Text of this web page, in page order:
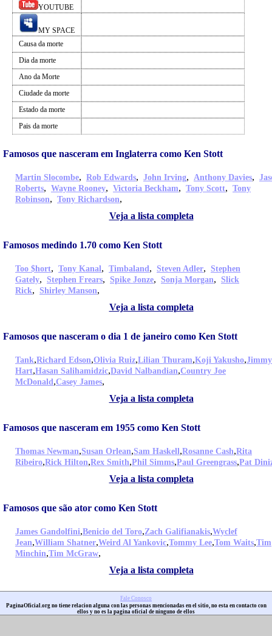
YOUTUBE
MY SPACE
Causa da morte
Dia da morte
Ano da Morte
Ciudade da morte
Estado da morte
Pais da morte
Famosos que nasceram em Inglaterra como Ken Stott
Martin Slocombe, Rob Edwards, John Irving, Anthony Davies,
Roberts, Wayne Rooney, Victoria Beckham, Tony Scott, Tony
Robinson, Tony Richardson,
Veja a lista completa
Famosos medindo 1.70 como Ken Stott
Too $hort, Tony Kanal, Timbaland, Steven Adler, Stephen
Gately, Stephen Frears, Spike Jonze, Sonja Morgan, Slick
Rick, Shirley Manson,
Veja a lista completa
Famosos que nasceram o dia 1 de janeiro como Ken Stott
Tank,Richard Edson,Olivia Ruiz,Lilian Thuram,Koji Yakusho,Jimmy
Hart,Hasan Salihamidzic,David Nalbandian,Country Joe
McDonald,Casey James,
Veja a lista completa
Famosos que nasceram em 1955 como Ken Stott
Thomas Newman,Susan Orlean,Sam Haskell,Rosanne Cash,Rita
Ribeiro,Rick Hilton,Rex Smith,Phil Simms,Paul Greengrass,Pat
Veja a lista completa
Famosos que são ator como Ken Stott
James Gandolfini,Benicio del Toro,Zach Galifianakis,Wyclef
Jean,William Shatner,Weird Al Yankovic,Tommy Lee,Tom Waits,Tim
Minchin,Tim McGraw,
Veja a lista completa
Fale Conosco
PaginaOficial.org no tiene relacion alguna con las personas mencionadas en el sitio, no esta en contacto con
ellos y no es la pagina oficial de ninguno de ellos